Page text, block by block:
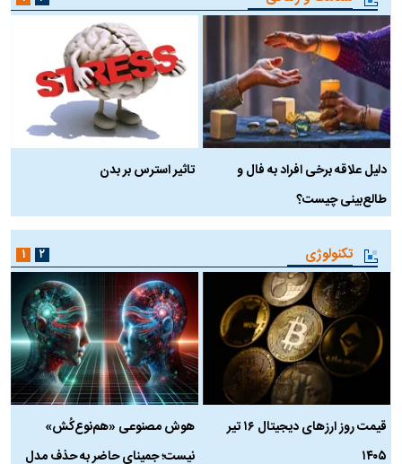
دلیل علاقه برخی افراد به فال و
طالع‌بینی چیست؟
تاثیر استرس بر بدن
تکنولوژی
قیمت روز ارز‌های دیجیتال ۱۶ تیر
۱۴۰۵
هوش مصنوعی «هم‌نوع‌کُش»
نیست؛ جمینای حاضر به حذف مدل
۱ ۲